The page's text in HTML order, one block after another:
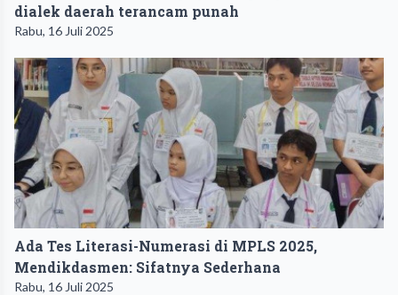
dialek daerah terancam punah
Rabu, 16 Juli 2025
Ada Tes Literasi-Numerasi di MPLS 2025,
Mendikdasmen: Sifatnya Sederhana
Rabu, 16 Juli 2025